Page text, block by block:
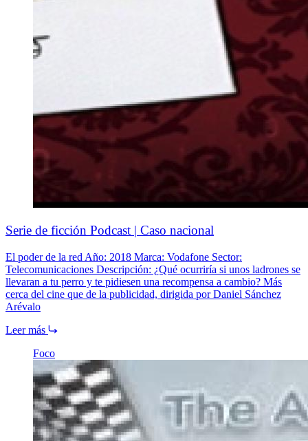
Serie de ficción Podcast | Caso nacional
El poder de la red Año: 2018 Marca: Vodafone Sector:
Telecomunicaciones Descripción: ¿Qué ocurriría si unos ladrones se
llevaran a tu perro y te pidiesen una recompensa a cambio? Más
cerca del cine que de la publicidad, dirigida por Daniel Sánchez
Arévalo
Leer más
Foco